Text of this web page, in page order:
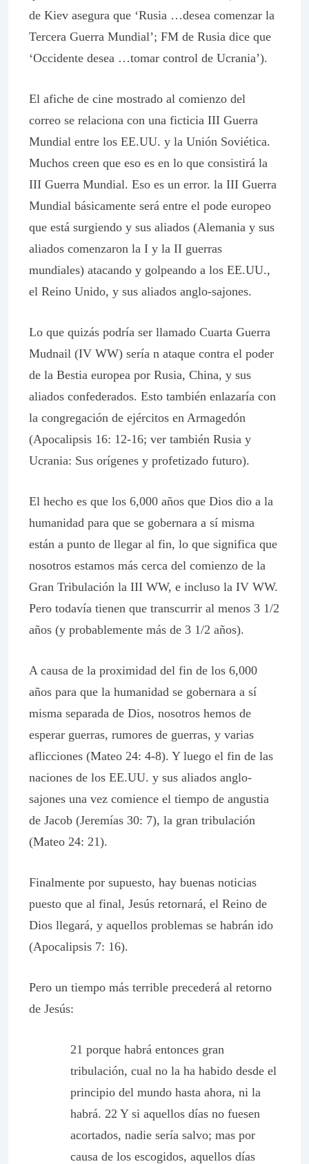
de Kiev asegura que ‘Rusia …desea comenzar la
Tercera Guerra Mundial’; FM de Rusia dice que
‘Occidente desea …tomar control de Ucrania’).
El afiche de cine mostrado al comienzo del
correo se relaciona con una ficticia III Guerra
Mundial entre los EE.UU. y la Unión Soviética.
Muchos creen que eso es en lo que consistirá la
III Guerra Mundial. Eso es un error. la III Guerra
Mundial básicamente será entre el pode europeo
que está surgiendo y sus aliados (Alemania y sus
aliados comenzaron la I y la II guerras
mundiales) atacando y golpeando a los EE.UU.,
el Reino Unido, y sus aliados anglo-sajones.
Lo que quizás podría ser llamado Cuarta Guerra
Mudnail (IV WW) sería n ataque contra el poder
de la Bestia europea por Rusia, China, y sus
aliados confederados. Esto también enlazaría con
la congregación de ejércitos en Armagedón
(Apocalipsis 16: 12-16; ver también Rusia y
Ucrania: Sus orígenes y profetizado futuro).
El hecho es que los 6,000 años que Dios dio a la
humanidad para que se gobernara a sí misma
están a punto de llegar al fin, lo que significa que
nosotros estamos más cerca del comienzo de la
Gran Tribulación la III WW, e incluso la IV WW.
Pero todavía tienen que transcurrir al menos 3 1/2
años (y probablemente más de 3 1/2 años).
A causa de la proximidad del fin de los 6,000
años para que la humanidad se gobernara a sí
misma separada de Dios, nosotros hemos de
esperar guerras, rumores de guerras, y varias
aflicciones (Mateo 24: 4-8). Y luego el fin de las
naciones de los EE.UU. y sus aliados anglo-
sajones una vez comience el tiempo de angustia
de Jacob (Jeremías 30: 7), la gran tribulación
(Mateo 24: 21).
Finalmente por supuesto, hay buenas noticias
puesto que al final, Jesús retornará, el Reino de
Dios llegará, y aquellos problemas se habrán ido
(Apocalipsis 7: 16).
Pero un tiempo más terrible precederá al retorno
de Jesús:
21 porque habrá entonces gran
tribulación, cual no la ha habido desde el
principio del mundo hasta ahora, ni la
habrá. 22 Y si aquellos días no fuesen
acortados, nadie sería salvo; mas por
causa de los escogidos, aquellos días